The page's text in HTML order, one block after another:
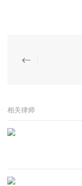
相关律师